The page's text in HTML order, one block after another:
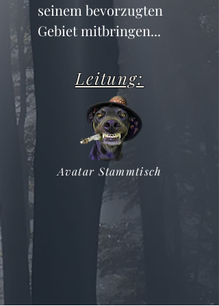
seinem bevorzugten
Gebiet mitbringen...
Leitung:
Avatar Stammtisch